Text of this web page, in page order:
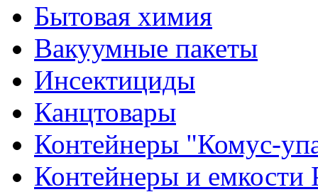
Бытовая химия
Вакуумные пакеты
Инсектициды
Канцтовары
Контейнеры "Комус-
Контейнеры и емкости